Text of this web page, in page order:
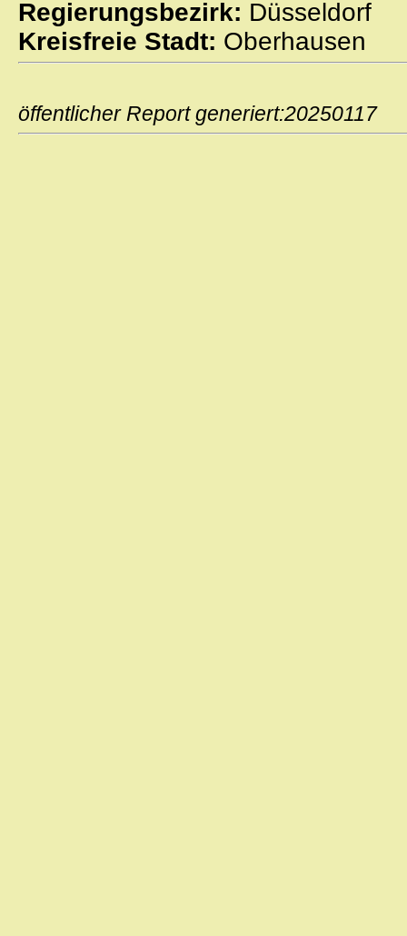
Regierungsbezirk: Düsseldorf
Kreisfreie Stadt: Oberhausen
öffentlicher Report